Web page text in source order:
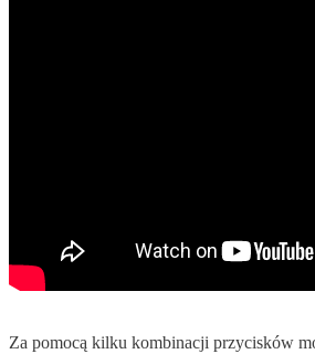
Za pomocą kilku kombinacji przycisków